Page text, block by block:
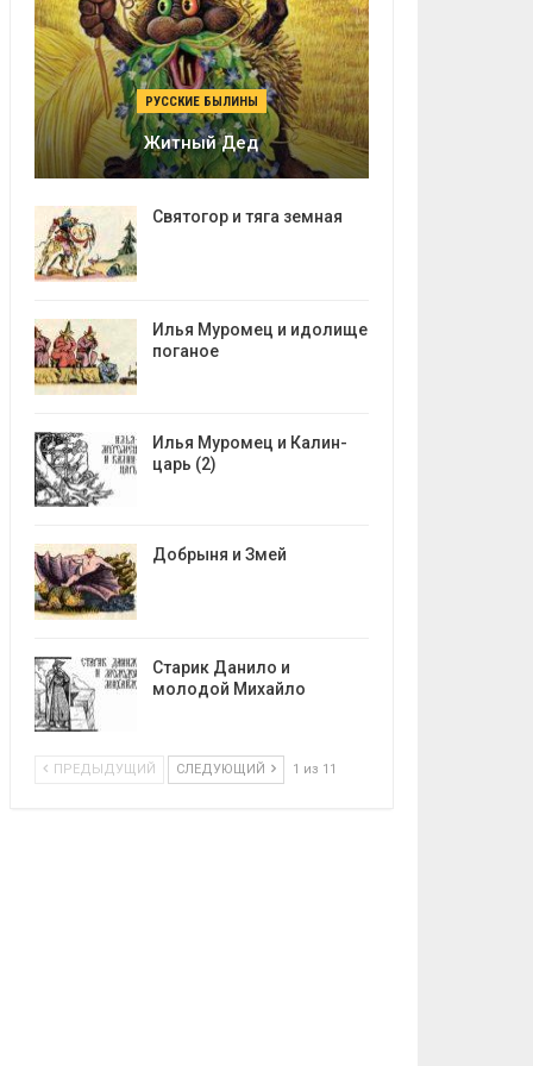
РУССКИЕ БЫЛИНЫ
Житный Дед
Святогор и тяга земная
Илья Муромец и идолище
поганое
Илья Муромец и Калин-
царь (2)
Добрыня и Змей
Старик Данило и
молодой Михайло
ПРЕДЫДУЩИЙ СЛЕДУЮЩИЙ 1 из 11